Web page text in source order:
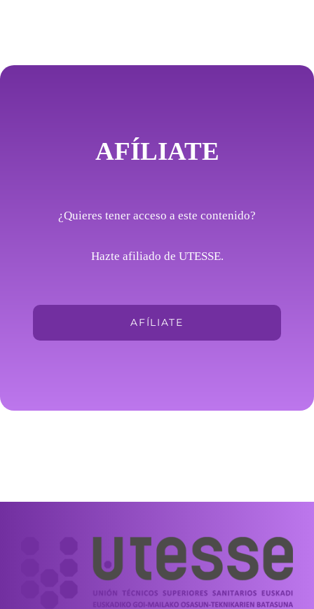
AFÍLIATE
¿Quieres tener acceso a este contenido?
Hazte afiliado de UTESSE.
AFÍLIATE